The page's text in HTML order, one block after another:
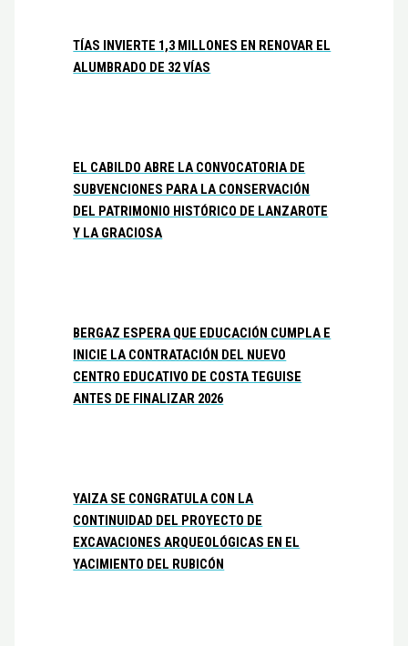
TÍAS INVIERTE 1,3 MILLONES EN RENOVAR EL
ALUMBRADO DE 32 VÍAS
EL CABILDO ABRE LA CONVOCATORIA DE
SUBVENCIONES PARA LA CONSERVACIÓN
DEL PATRIMONIO HISTÓRICO DE LANZAROTE
Y LA GRACIOSA
BERGAZ ESPERA QUE EDUCACIÓN CUMPLA E
INICIE LA CONTRATACIÓN DEL NUEVO
CENTRO EDUCATIVO DE COSTA TEGUISE
ANTES DE FINALIZAR 2026
YAIZA SE CONGRATULA CON LA
CONTINUIDAD DEL PROYECTO DE
EXCAVACIONES ARQUEOLÓGICAS EN EL
YACIMIENTO DEL RUBICÓN